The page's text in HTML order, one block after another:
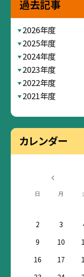
過去記事
2026年度
2025年度
2024年度
2023年度
2022年度
2021年度
カレンダー
日 月
2
3
9
10
16
17